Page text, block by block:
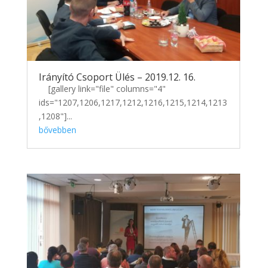
Irányító Csoport Ülés – 2019.12. 16.
[gallery link="file" columns="4"
ids="1207,1206,1217,1212,1216,1215,1214,1213
,1208"]...
bővebben